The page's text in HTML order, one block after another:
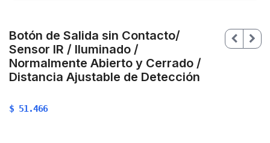
Botón de Salida sin Contacto/
Sensor IR / Iluminado /
Normalmente Abierto y Cerrado /
Distancia Ajustable de Detección
$ 51.466